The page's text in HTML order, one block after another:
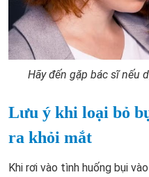
Hãy đến gặp bác sĩ nếu
Lưu ý khi loại bỏ
ra khỏi mắt
Khi rơi vào tình huống bụi